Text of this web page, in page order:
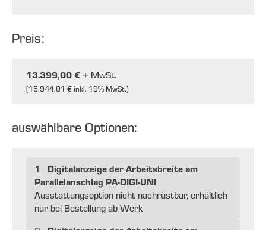
Preis:
13.399,00 € + MwSt.
(15.944,81 €inkl. 19% MwSt.)
auswählbare Optionen:
1
Digitalanzeige der Arbeitsbreite am
Parallelanschlag PA-DIGI-UNI
Ausstattungsoption nicht nachrüstbar, erhältlich
nur bei Bestellung ab Werk